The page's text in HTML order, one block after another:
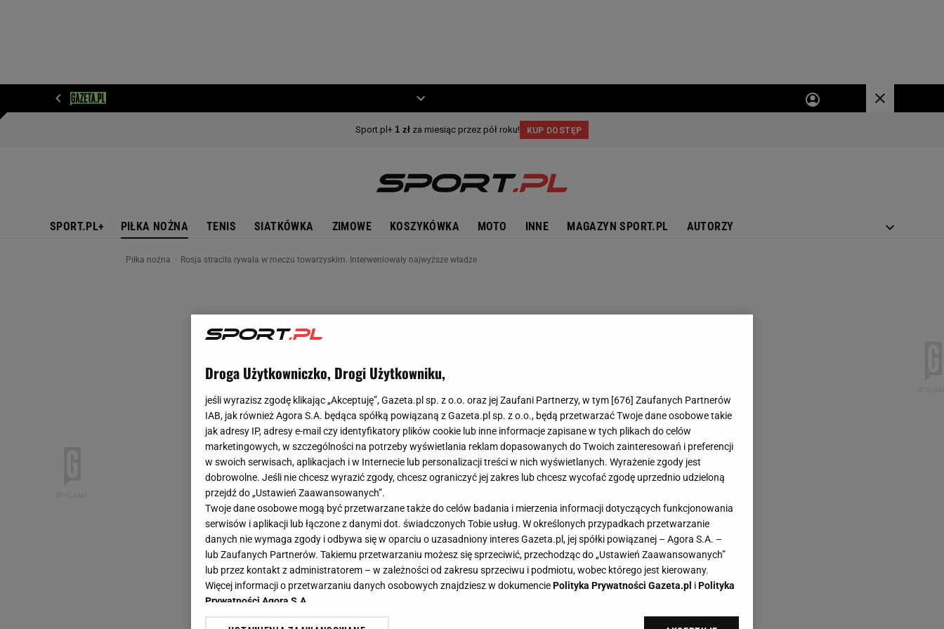
SPORT.PL+ PIŁKA NOŻNA TENIS SIATKÓWKA ZIMOWE KOSZYKÓWKA MOTO INNE MAGAZYN SPORT.PL AUTORZY
Piłka nożna Rosja straciła rywala w meczu towarzyskim. Interweniowały najwyższe władze
Droga Użytkowniczko, Drogi Użytkowniku,
jeśli wyrazisz zgodę klikając „Akceptuję”, Gazeta.pl sp. z o.o. oraz jej Zaufani Partnerzy, w tym [676] Zaufanych Partnerów
IAB, jak również Agora S.A. będąca spółką powiązaną z Gazeta.pl sp. z o.o., będą przetwarzać Twoje dane osobowe takie
jak adresy IP, adresy e-mail czy identyfikatory plików cookie lub inne informacje zapisane w tych plikach do celów
marketingowych, w szczególności na potrzeby wyświetlania reklam dopasowanych do Twoich zainteresowań i preferencji
w swoich serwisach, aplikacjach i w Internecie lub personalizacji treści w nich wyświetlanych. Wyrażenie zgody jest
dobrowolne. Jeśli nie chcesz wyrazić zgody, chcesz ograniczyć jej zakres lub chcesz wycofać zgodę uprzednio udzieloną
przejdź do „Ustawień Zaawansowanych”.
Twoje dane osobowe mogą być przetwarzane także do celów badania i mierzenia informacji dotyczących funkcjonowania
serwisów i aplikacji lub łączone z danymi dot. świadczonych Tobie usług. W określonych przypadkach przetwarzanie
danych nie wymaga zgody i odbywa się w oparciu o uzasadniony interes Gazeta.pl, jej spółki powiązanej – Agora S.A. –
lub Zaufanych Partnerów. Takiemu przetwarzaniu możesz się sprzeciwić, przechodząc do „Ustawień Zaawansowanych”
lub przez kontakt z administratorem – w zależności od zakresu sprzeciwu i podmiotu, wobec którego jest kierowany.
Więcej informacji o przetwarzaniu danych osobowych znajdziesz w dokumenciePolityka Prywatności Gazeta.pl iPolityka
Prywatności Agora S.A.